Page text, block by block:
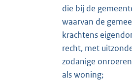
die bij de
waarvan de
krachtens
recht, met
zodanige
als woning;